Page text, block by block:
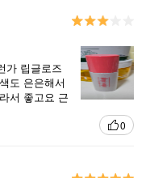
가 립글로즈
도 은은해서
서 좋고요 근
바르고만 나
0